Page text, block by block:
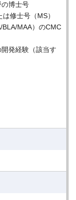
の博士号
修士号（MS）
BLA/MAA）のCMC
発経験（該当す